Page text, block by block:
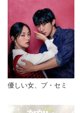
優しい女、プ・セミ